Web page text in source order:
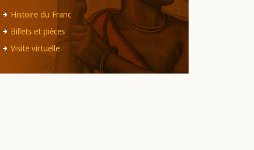
Histoire du Franc
Billets et pièces
Visite virtuelle